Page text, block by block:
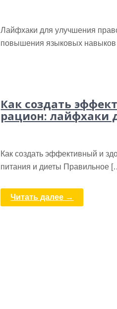
Лайфхаки для улучшения
повышения языковых
Как создать
рацион: лайфхаки
Как создать эффективный и
питания и диеты Правильное
Читать далее →